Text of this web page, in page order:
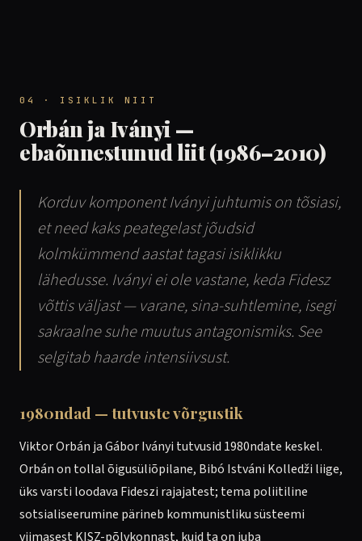
04 · ISIKLIK NIIT
Orbán ja Iványi —
ebaõnnestunud liit (1986–2010)
Korduv komponent Iványi juhtumis on tõsiasi,
et need kaks peategelast jõudsid
kolmkümmend aastat tagasi isiklikku
lähedusse. Iványi ei ole vastane, keda Fidesz
võttis väljast — varane, sina-suhtlemine, isegi
sakraalne suhe muutus antagonismiks. See
selgitab haarde intensiivsust.
1980ndad — tutvuste võrgustik
Viktor Orbán ja Gábor Iványi tutvusid 1980ndate keskel.
Orbán on tollal õigusüliõpilane, Bibó Istváni Kolledži liige,
üks varsti loodava Fideszi rajajatest; tema poliitiline
sotsialiseerumine pärineb kommunistliku süsteemi
viimasest KISZ-põlvkonnast, kuid ta on juba